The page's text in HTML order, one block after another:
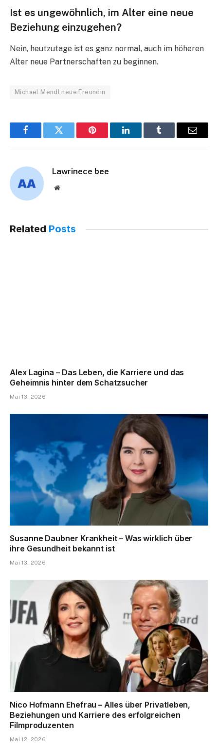
Ist es ungewöhnlich, im Alter eine neue
Beziehung einzugehen?
Nein, heutzutage ist es ganz normal, auch im höheren
Alter neue Partnerschaften zu beginnen.
Michael Mendl neue Freundin
FacebookTwitter Pinterest LinkedInTumblr Email
Lawrinece bee
Website
Related Posts
Alex Lagina – Das Leben, die Karriere und das
Geheimnis hinter dem Schatzsucher
Mai 13, 2026
Susanne Daubner Krankheit – Was wirklich über
ihre Gesundheit bekannt ist
Mai 13, 2026
Nico Hofmann Ehefrau – Alles über Privatleben,
Beziehungen und Karriere des erfolgreichen
Filmproduzenten
Mai 12, 2026